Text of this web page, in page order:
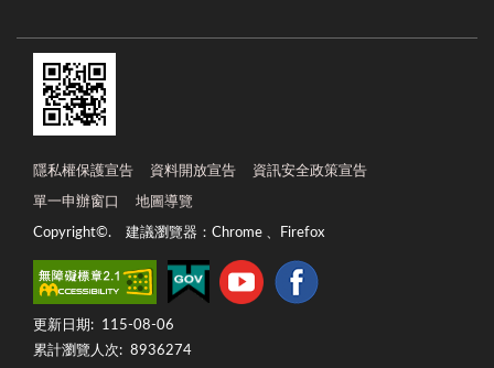
隱私權保護宣告 資料開放宣告 資訊安全政策宣告
單一申辦窗口 地圖導覽
Copyright©. 建議瀏覽器：Chrome 、Firefox
更新日期:
115-08-06
累計瀏覽人次: 8936274